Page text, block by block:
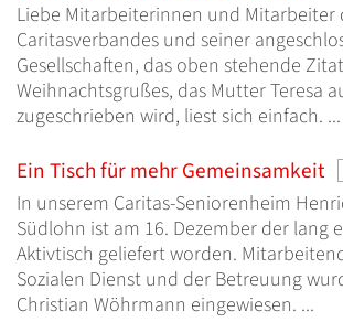
Liebe Mitarbeiterinnen und Mitarbeiter
Caritasverbandes und seiner
Gesellschaften, das oben stehende
Weihnachtsgrußes, das Mutter Teresa
zugeschrieben wird, liest sich einfach. ...
Ein Tisch für mehr Gemeinsamkeit
In unserem Caritas-Seniorenheim
Südlohn ist am 16. Dezember der lang
Aktivtisch geliefert worden.
Sozialen Dienst und der Betreuung
Christian Wöhrmann eingewiesen. ...